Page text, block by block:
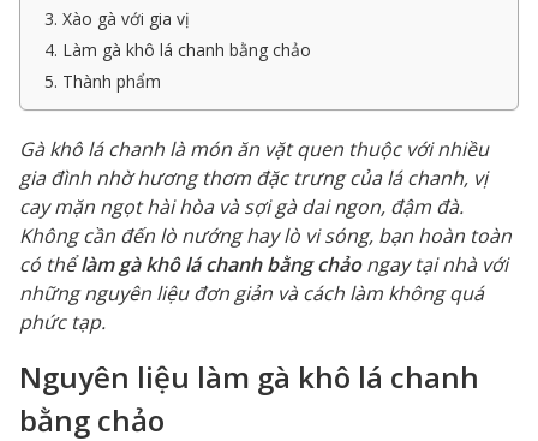
3. Xào gà với gia vị
4. Làm gà khô lá chanh bằng chảo
5. Thành phẩm
Gà khô lá chanh là món ăn vặt quen thuộc với nhiều
gia đình nhờ hương thơm đặc trưng của lá chanh, vị
cay mặn ngọt hài hòa và sợi gà dai ngon, đậm đà.
Không cần đến lò nướng hay lò vi sóng, bạn hoàn toàn
có thểlàm gà khô lá chanh bằng chảongay tại nhà với
những nguyên liệu đơn giản và cách làm không quá
phức tạp.
Nguyên liệu làm gà khô lá chanh
bằng chảo